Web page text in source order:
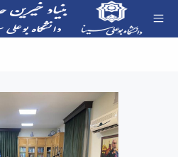
حامی دانشگاه - بنیاد خیرین